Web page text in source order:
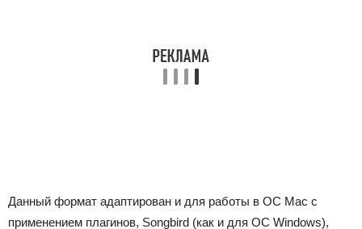
Данный формат адаптирован и для работы в ОС Mac с
применением плагинов, Songbird (как и для ОС Windows),